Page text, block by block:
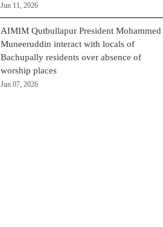
Jun 11, 2026
AIMIM Qutbullapur President Mohammed
Muneeruddin interact with locals of
Bachupally residents over absence of
worship places
Jun 07, 2026